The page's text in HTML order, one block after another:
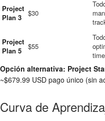
Project
Plan 3
$30
Project
Plan 5
$55
Opción alternativa: Project
~$679.99 USD pago único (sin
Curva de